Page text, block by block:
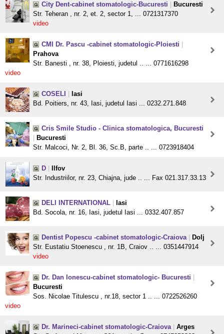
City Dent-cabinet stomatologic-Bucuresti
Bucuresti
Str. Teheran , nr. 2, et. 2, sector 1, ... 0721317370
video
CMI Dr. Pascu -cabinet stomatologic-Ploiesti
Prahova
Str. Banesti , nr. 38, Ploiesti, judetul .. ... 0771616298
video
COSELI
Iasi
Bd. Poitiers, nr. 43, Iasi, judetul Iasi ... 0232.271.848
Cris Smile Studio - Clinica stomatologica, Bucuresti
Bucuresti
Str. Malcoci, Nr. 2, Bl. 36, Sc.B, parte .. ... 0723918404
D
Ilfov
Str. Industriilor, nr. 23, Chiajna, jude .. ... Fax 021.317.33.13
DELI INTERNATIONAL
Iasi
Bd. Socola, nr. 16, Iasi, judetul Iasi ... 0332.407.857
Dentist Popescu -cabinet stomatologic-Craiova
Dolj
Str. Eustatiu Stoenescu , nr. 1B, Craiov .. ... 0351447914
video
Dr. Dan Ionescu-cabinet stomatologic- Bucuresti
Bucuresti
Sos. Nicolae Titulescu , nr.18, sector 1 .. ... 0722526260
video
Dr. Marineci-cabinet stomatologic-Craiova
Arges